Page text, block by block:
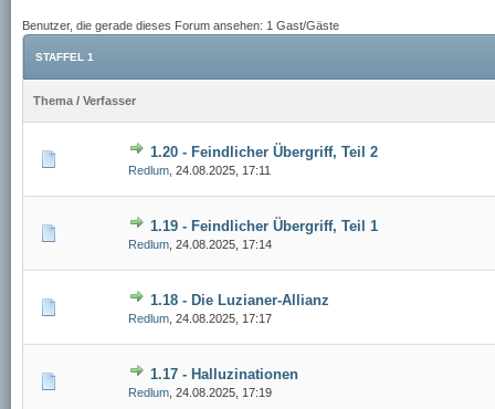
Benutzer, die gerade dieses Forum ansehen: 1 Gast/Gäste
STAFFEL 1
Thema / Verfasser
1.20 - Feindlicher Übergriff, Teil 2
Redlum 24.08.2025, 17:11
1.19 - Feindlicher Übergriff, Teil 1
Redlum 24.08.2025, 17:14
1.18 - Die Luzianer-Allianz
Redlum 24.08.2025, 17:17
1.17 - Halluzinationen
Redlum 24.08.2025, 17:19